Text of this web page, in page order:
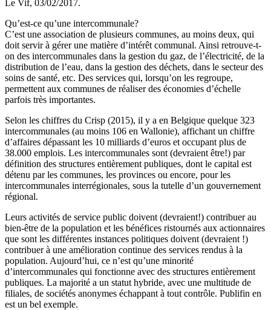
Le Vif, 03/02/2017.
Qu’est-ce qu’une intercommunale?
C’est une association de plusieurs communes, au moins deux, qui
doit servir à gérer une matière d’intérêt communal. Ainsi retrouve-t-
on des intercommunales dans la gestion du gaz, de l’électricité, de la
distribution de l’eau, dans la gestion des déchets, dans le secteur des
soins de santé, etc. Des services qui, lorsqu’on les regroupe,
permettent aux communes de réaliser des économies d’échelle
parfois très importantes.
Selon les chiffres du Crisp (2015), il y a en Belgique quelque 323
intercommunales (au moins 106 en Wallonie), affichant un chiffre
d’affaires dépassant les 10 milliards d’euros et occupant plus de
38.000 emplois. Les intercommunales sont (devraient être!) par
définition des structures entièrement publiques, dont le capital est
détenu par les communes, les provinces ou encore, pour les
intercommunales interrégionales, sous la tutelle d’un gouvernement
régional.
Leurs activités de service public doivent (devraient!) contribuer au
bien-être de la population et les bénéfices ristournés aux actionnaires
que sont les différentes instances politiques doivent (devraient !)
contribuer à une amélioration continue des services rendus à la
population. Aujourd’hui, ce n’est qu’une minorité
d’intercommunales qui fonctionne avec des structures entièrement
publiques. La majorité a un statut hybride, avec une multitude de
filiales, de sociétés anonymes échappant à tout contrôle. Publifin en
est un bel exemple.